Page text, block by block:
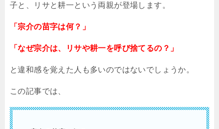
子と、リサと耕一という両親が登場します。
「宗介の苗字は何？」
「なぜ宗介は、リサや耕一を呼び捨てるの？」
と違和感を覚えた人も多いのではないでしょうか。
この記事では、